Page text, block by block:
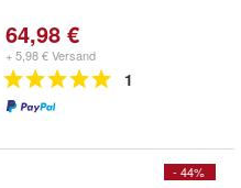
64,98 €
+ 5,98 € Versand
1
- 44%